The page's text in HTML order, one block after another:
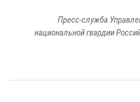
Пресс-служба
национальной гвардии